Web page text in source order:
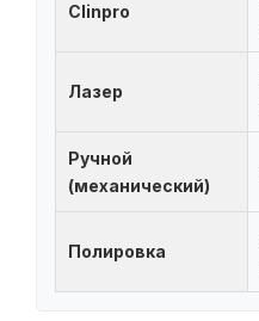
Clinpro
Лазер
Ручной
(механический)
Полировка